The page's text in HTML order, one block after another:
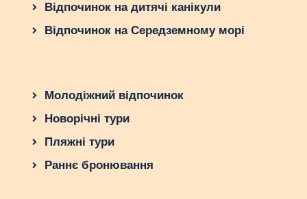
Відпочинок на дитячі канікули
Відпочинок на Середземному морі
Молодіжний відпочинок
Новорічні тури
Пляжні тури
Раннє бронювання